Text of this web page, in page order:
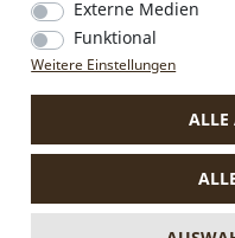
VERTRAG WIDERRUFEN
Die durchgestrichenen
** Gilt für Lieferungen nach
Externe Medien
Funktional
Weitere Einstellungen
ALLE